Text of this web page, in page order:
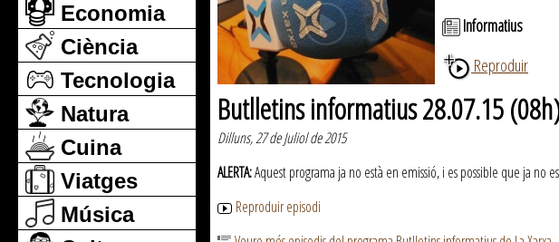
Economia
Ciència
Tecnologia
Natura
Cuina
Viatges
Música
Informatius
Reproduir
Butlletins informatius 28.07.15
Dilluns, 27 de Juliol de 2015
ALERTA:Aquest programa ja no està en emissió, i es possible que ja no
Reproduir episodi